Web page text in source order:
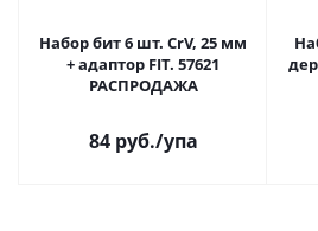
Набор бит 6 шт. CrV, 25 мм
+ адаптор FIT. 57621
РАСПРОДАЖА
84 руб./упа